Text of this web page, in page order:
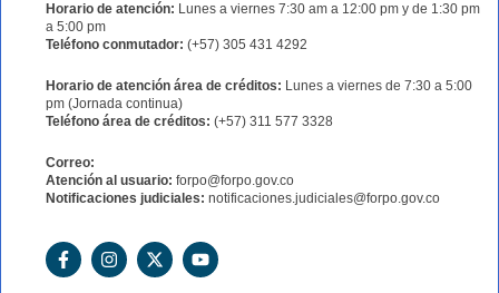
Horario de atención: Lunes a viernes 7:30 am a 12:00 pm y de 1:30 pm
a 5:00 pm
Teléfono conmutador: (+57) 305 431 4292
Horario de atención área de créditos: Lunes a viernes de 7:30 a 5:00
pm (Jornada continua)
Teléfono área de créditos: (+57) 311 577 3328
Correo:
Atención al usuario: forpo@forpo.gov.co
Notificaciones judiciales: notificaciones.judiciales@forpo.gov.co
F
a
I
n
X
-
Y
o